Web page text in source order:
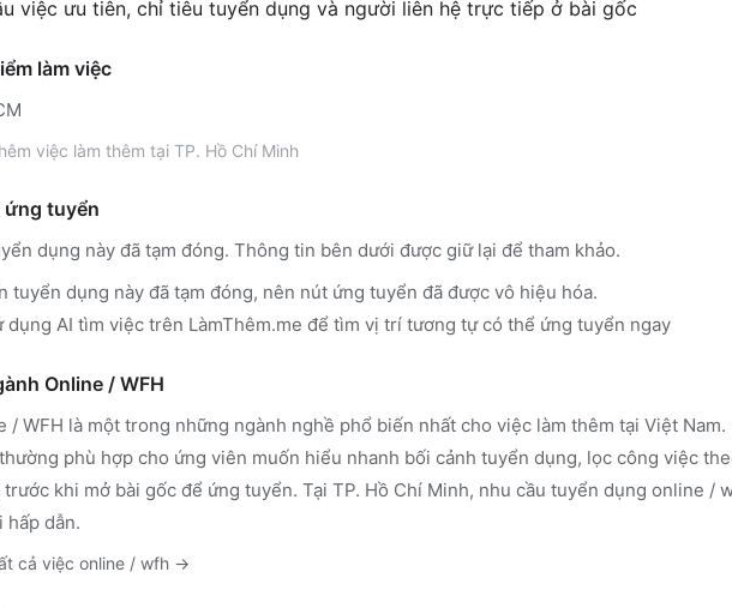
việc ưu tiên, chỉ tiêu tuyển dụng và người liên hệ trực tiếp ở bài gốc
làm việc
việc làm thêm tại TP. Hồ Chí Minh
ứng tuyển
dụng này đã tạm đóng. Thông tin bên dưới được giữ lại để tham khảo.
tuyển dụng này đã tạm đóng, nên nút ứng tuyển đã được vô hiệu hóa.
dụng AI tìm việc trên LàmThêm.me để tìm vị trí tương tự có thể ứng tuyển ngay
Online / WFH
/ WFH là một trong những ngành nghề phổ biến nhất cho việc làm thêm tại Việt
thường phù hợp cho ứng viên muốn hiểu nhanh bối cảnh tuyển dụng, lọc công việc
trước khi mở bài gốc để ứng tuyển. Tại TP. Hồ Chí Minh, nhu cầu tuyển dụng online /
hấp dẫn.
cả việc online / wfh →